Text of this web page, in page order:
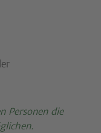
Personen die